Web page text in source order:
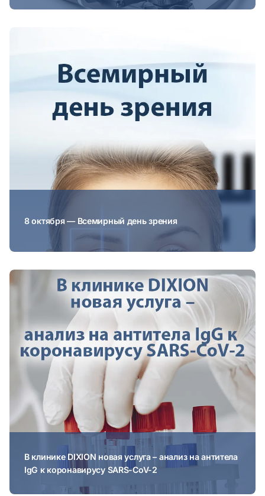
8 октября — Всемирный день зрения
В клинике DIXION новая услуга – анализ на антитела
IgG к коронавирусу SARS-CoV-2